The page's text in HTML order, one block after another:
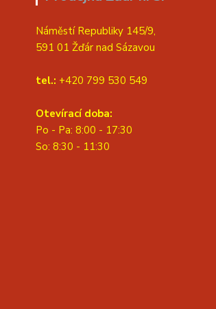
Náměstí Republiky 145/9,
591 01 Žďár nad Sázavou
tel.: +420 799 530 549
Otevírací doba:
Po - Pa: 8:00 - 17:30
So: 8:30 - 11:30